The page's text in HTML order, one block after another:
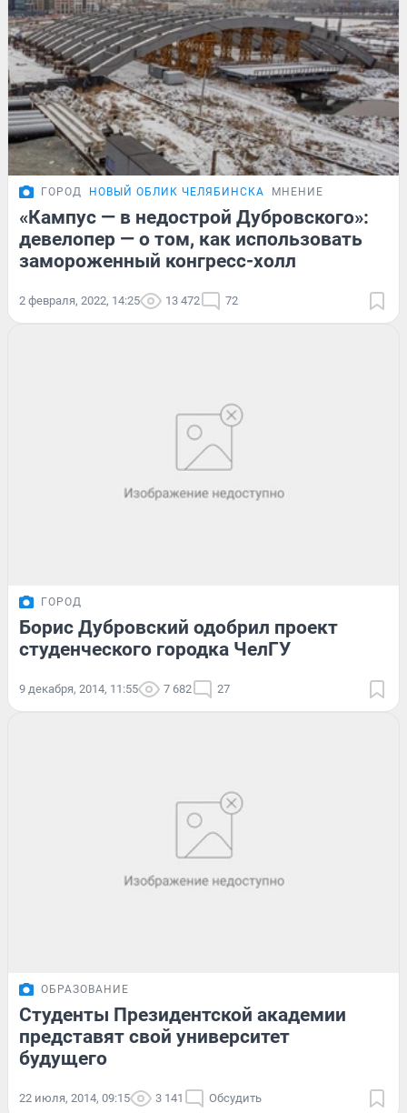
ГОРОД НОВЫЙ ОБЛИК ЧЕЛЯБИНСКА МНЕНИЕ
«Кампус — в недострой Дубровского»:
девелопер — о том, как использовать
замороженный конгресс-холл
2 февраля, 2022, 14:25 13 472 72
ГОРОД
Борис Дубровский одобрил проект
студенческого городка ЧелГУ
9 декабря, 2014, 11:55 7 682 27
ОБРАЗОВАНИЕ
Студенты Президентской академии
представят свой университет
будущего
22 июля, 2014, 09:15 3 141 Обсудить